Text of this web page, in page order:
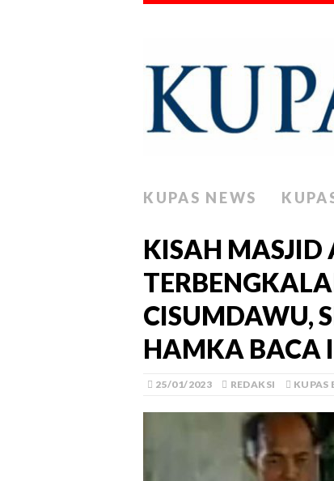
KUPAS NEWS
KISAH MASJID
CISUMDAWU,
HAMKA BACA
25/01/2023 REDAKSI KUPAS